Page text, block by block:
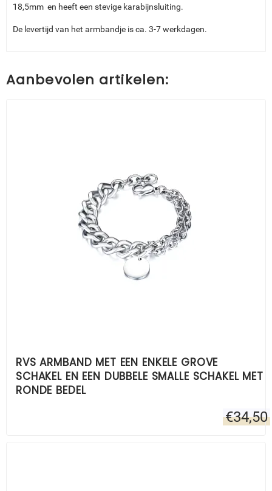
18,5mm en heeft een stevige karabijnsluiting.
De levertijd van het armbandje is ca. 3-7 werkdagen.
Aanbevolen artikelen:
RVS ARMBAND MET EEN ENKELE GROVE
SCHAKEL EN EEN DUBBELE SMALLE SCHAKEL MET
RONDE BEDEL
€34,50